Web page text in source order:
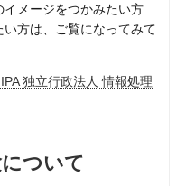
メージをつかみたい方
方は、ご覧になってみて
独立行政法人 情報処理
ついて